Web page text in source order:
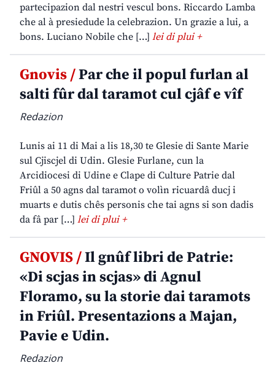
partecipazion dal nestri vescul bons. Riccardo Lamba
che al à presiedude la celebrazion. Un grazie a lui, a
bons. Luciano Nobile che […] lei di plui +
Gnovis /Par che il popul furlan al
salti fûr dal taramot cul cjâf e vîf
Redazion
Lunis ai 11 di Mai a lis 18,30 te Glesie di Sante Marie
sul Cjiscjel di Udin. Glesie Furlane, cun la
Arcidiocesi di Udine e Clape di Culture Patrie dal
Friûl a 50 agns dal taramot o volìn ricuardâ ducj i
muarts e dutis chês personis che tai agns si son dadis
da fâ par […] lei di plui +
GNOVIS /Il gnûf libri de Patrie:
«Di scjas in scjas» di Agnul
Floramo, su la storie dai taramots
in Friûl. Presentazions a Majan,
Pavie e Udin.
Redazion